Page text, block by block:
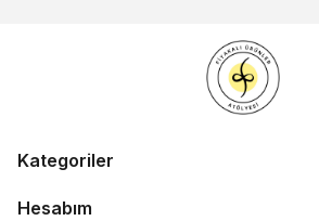
Kategoriler
Hesabım